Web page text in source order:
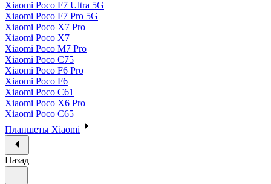
Xiaomi Poco F7 Ultra 5G
Xiaomi Poco F7 Pro 5G
Xiaomi Poco X7 Pro
Xiaomi Poco X7
Xiaomi Poco M7 Pro
Xiaomi Poco C75
Xiaomi Poco F6 Pro
Xiaomi Poco F6
Xiaomi Poco C61
Xiaomi Poco X6 Pro
Xiaomi Poco C65
Планшеты Xiaomi
Назад